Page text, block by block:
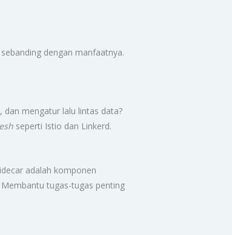
dengan manfaatnya.
dan mengatur lalu lintas data?
seperti Istio dan Linkerd.
adalah komponen
tugas-tugas penting